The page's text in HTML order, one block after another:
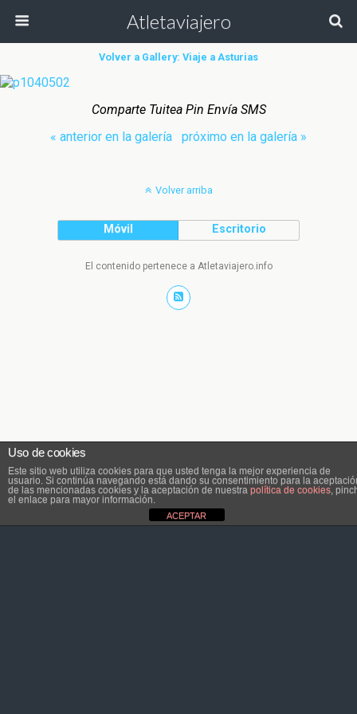
Atletaviajero
Volver a Gallery: Viaje a Asturias
Comparte Tuitea Pin Envía SMS
« anterior en la galería
próximo en la galería »
Volver arriba
Móvil Escritorio
El contenido pertenece a Atletaviajero.info
Uso de cookies
Este sitio web utiliza cookies para que usted tenga la mejor experiencia de
usuario. Si continúa navegando está dando su consentimiento para la
de las mencionadas cookies y la aceptación de nuestra política de cookies,
el enlace para mayor información.
ACEPTAR